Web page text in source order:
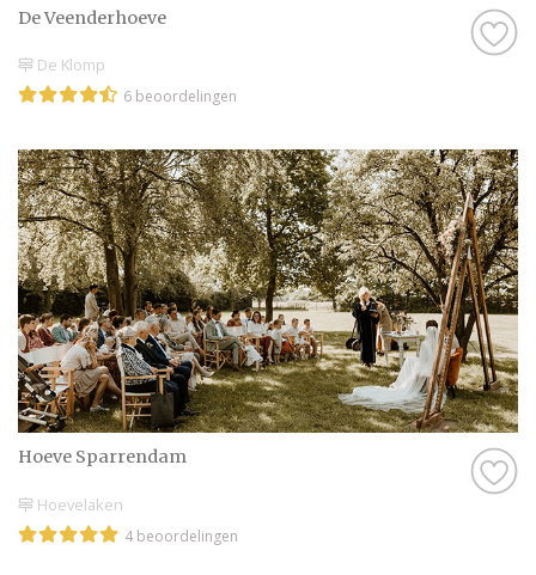
De Veenderhoeve
De Klomp
6 beoordelingen
Hoeve Sparrendam
Hoevelaken
4 beoordelingen